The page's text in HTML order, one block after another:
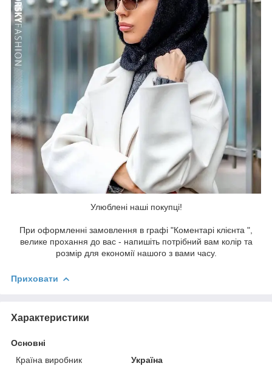
Улюблені наші покупці!
При оформленні замовлення в графі "Коментарі клієнта ",
велике прохання до вас - напишіть потрібний вам колір та
розмір для економії нашого з вами часу.
Приховати
Характеристики
Основні
Країна виробник
Україна